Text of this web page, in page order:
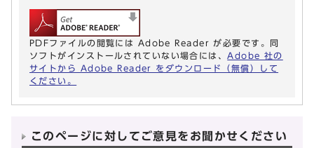
PDFファイルの閲覧には Adobe Reader が必要です。同
ソフトがインストールされていない場合には、 Adobe 社の
サイトから Adobe Reader をダウンロード（無償）して
ください。
このページに対してご意見をお聞かせください